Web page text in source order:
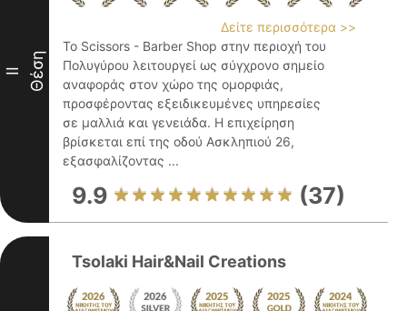
II Θέση
Δείτε περισσότερα >>
Το Scissors - Barber Shop στην περιοχή του
Πολυγύρου λειτουργεί ως σύγχρονο σημείο
αναφοράς στον χώρο της ομορφιάς,
προσφέροντας εξειδικευμένες υπηρεσίες
σε μαλλιά και γενειάδα. Η επιχείρηση
βρίσκεται επί της οδού Ασκληπιού 26,
εξασφαλίζοντας ...
9.9 (37)
Tsolaki Hair&Nail Creations